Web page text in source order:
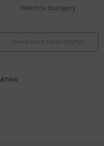
Wkrótce dostępny
CHWILOWO NIEDOSTĘPNY